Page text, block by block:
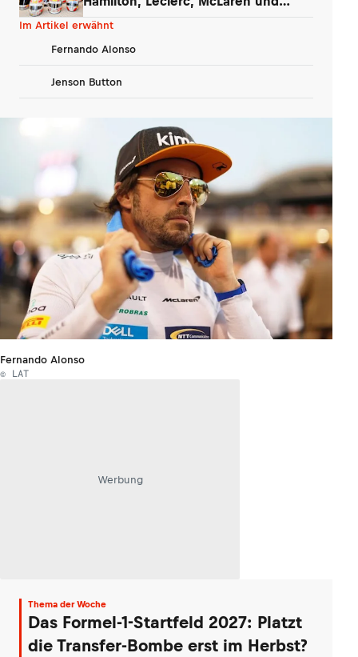
Verstappen
Im Artikel erwähnt
Fernando Alonso
Jenson Button
Fernando Alonso
© LAT
Werbung
Thema der Woche
Das Formel-1-Startfeld 2027: Platzt
die Transfer-Bombe erst im Herbst?